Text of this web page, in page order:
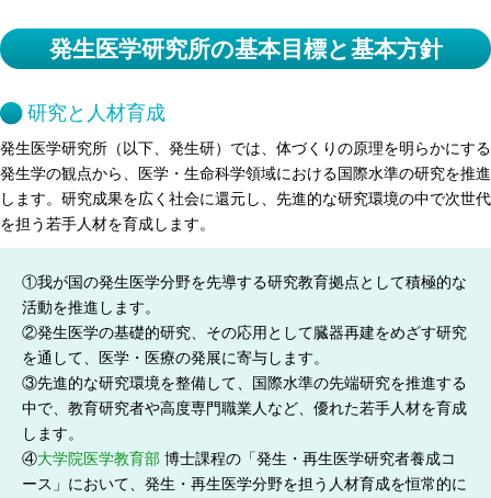
発生医学研究所の基本目標と基本方針
研究と人材育成
発生医学研究所（以下、発生研）では、体づくりの原理を明らかにする
発生学の観点から、医学・生命科学領域における国際水準の研究を推進
します。研究成果を広く社会に還元し、先進的な研究環境の中で次世代
を担う若手人材を育成します。
①我が国の発生医学分野を先導する研究教育拠点として積極的な
活動を推進します。
②発生医学の基礎的研究、その応用として臓器再建をめざす研究
を通して、医学・医療の発展に寄与します。
③先進的な研究環境を整備して、国際水準の先端研究を推進する
中で、教育研究者や高度専門職業人など、優れた若手人材を育成
します。
④大学院医学教育部 博士課程の「発生・再生医学研究者養成コ
ース」において、発生・再生医学分野を担う人材育成を恒常的に